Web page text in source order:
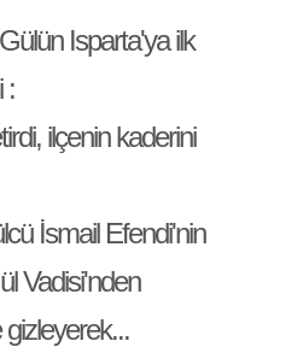
Isparta'ya ilk
:
ilçenin kaderini
İsmail Efendi'nin
Vadisi'nden